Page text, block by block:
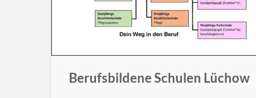
Berufsbildene Schulen Lüchow